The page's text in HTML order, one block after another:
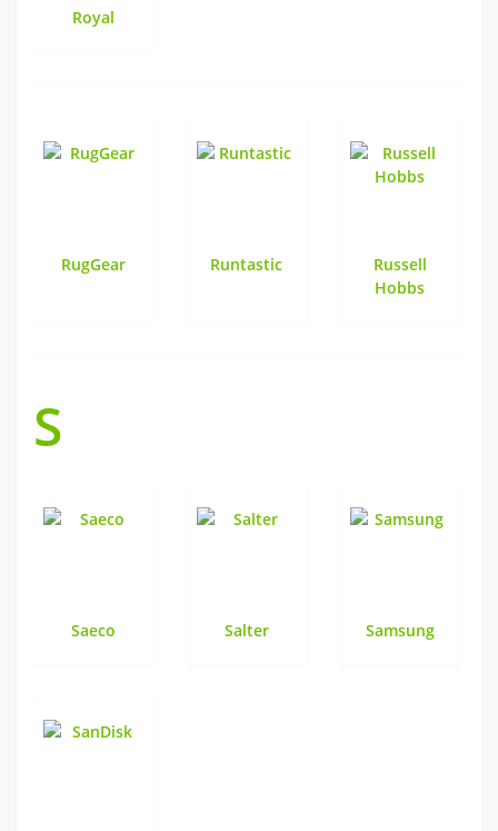
Royal
RugGear Runtastic
Russell
Hobbs
S
Saeco Salter Samsung